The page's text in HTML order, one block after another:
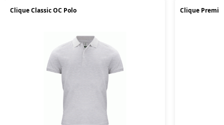
Clique Classic OC Polo Clique